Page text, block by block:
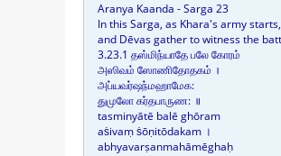
Aranya Kaanda - Sarga 23
In this Sarga, as Khara's army
and Dēvas gather to witness the
3.23.1 தஸ்மிந்யாதே பலே கோரம்
அஸிவம் ஸோணிதோதகம் ।
அப்யவர்ஷந்மஹாமேக:
துமுலோ கர்தபாருண: ॥
tasminyātē balē ghōram
aṡivaṃ ṡōṇitōdakam ।
abhyavarṣanmahāmēghaḥ